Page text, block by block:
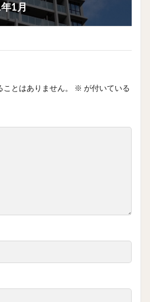
1月
とはありません。 ※ が付いている